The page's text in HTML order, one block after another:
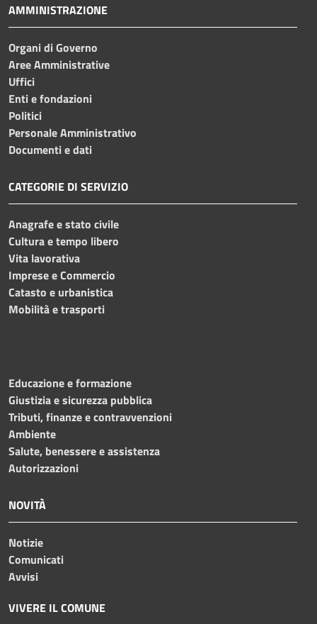
AMMINISTRAZIONE
Organi di Governo
Aree Amministrative
Uffici
Enti e fondazioni
Politici
Personale Amministrativo
Documenti e dati
CATEGORIE DI SERVIZIO
Anagrafe e stato civile
Cultura e tempo libero
Vita lavorativa
Imprese e Commercio
Catasto e urbanistica
Mobilità e trasporti
Educazione e formazione
Giustizia e sicurezza pubblica
Tributi, finanze e contravvenzioni
Ambiente
Salute, benessere e assistenza
Autorizzazioni
NOVITÀ
Notizie
Comunicati
Avvisi
VIVERE IL COMUNE